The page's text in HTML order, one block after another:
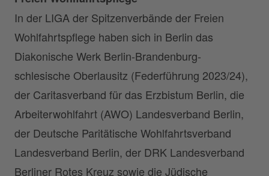
In der LIGA der Spitzenverbände der Freien
Wohlfahrtspflege haben sich in Berlin das
Diakonische Werk Berlin-Brandenburg-
schlesische Oberlausitz (Federführung 2023/24),
der Caritasverband für das Erzbistum Berlin, die
Arbeiterwohlfahrt (AWO) Landesverband Berlin,
der Deutsche Paritätische Wohlfahrtsverband
Landesverband Berlin, der DRK Landesverband
Berliner Rotes Kreuz sowie die Jüdische